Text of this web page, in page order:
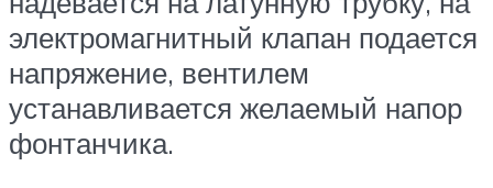
электромагнитный клапан подается
напряжение, вентилем
устанавливается желаемый напор
фонтанчика.